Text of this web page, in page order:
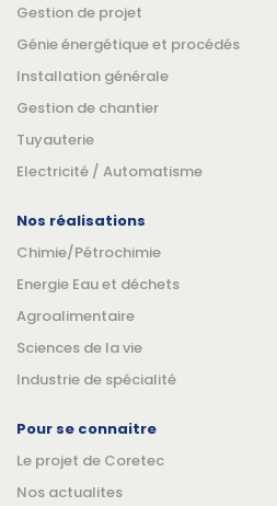
Gestion de projet
Génie énergétique et procédés
Installation générale
Gestion de chantier
Tuyauterie
Electricité / Automatisme
Nos réalisations
Chimie/Pétrochimie
Energie Eau et déchets
Agroalimentaire
Sciences de la vie
Industrie de spécialité
Pour se connaitre
Le projet de Coretec
Nos actualites